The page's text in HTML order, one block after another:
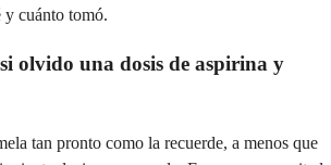
y cuánto tomó.
olvido una dosis de aspirina y
tan pronto como la recuerde, a menos que